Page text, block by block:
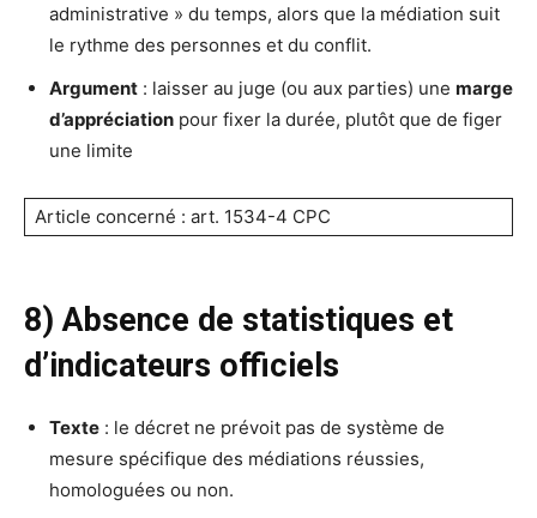
administrative » du temps, alors que la médiation suit
le rythme des personnes et du conflit.
Argument : laisser au juge (ou aux parties) une marge
d’appréciation pour fixer la durée, plutôt que de figer
une limite
Article concerné : art. 1534-4 CPC
8) Absence de statistiques et
d’indicateurs officiels
Texte : le décret ne prévoit pas de système de
mesure spécifique des médiations réussies,
homologuées ou non.